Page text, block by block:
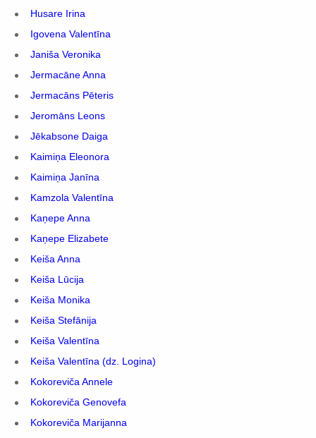
Husare Irina
Igovena Valentīna
Janiša Veronika
Jermacāne Anna
Jermacāns Pēteris
Jeromāns Leons
Jēkabsone Daiga
Kaimiņa Eleonora
Kaimiņa Janīna
Kamzola Valentīna
Kaņepe Anna
Kaņepe Elizabete
Keiša Anna
Keiša Lūcija
Keiša Monika
Keiša Stefānija
Keiša Valentīna
Keiša Valentīna (dz. Logina)
Kokoreviča Annele
Kokoreviča Genovefa
Kokoreviča Marijanna